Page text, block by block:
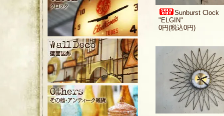
Sunburst Clock
"ELGIN"
0円(税込0円)